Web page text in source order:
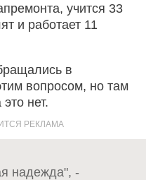
учится 33
и работает 11
в
вопросом, но там
нет.
надежда", -